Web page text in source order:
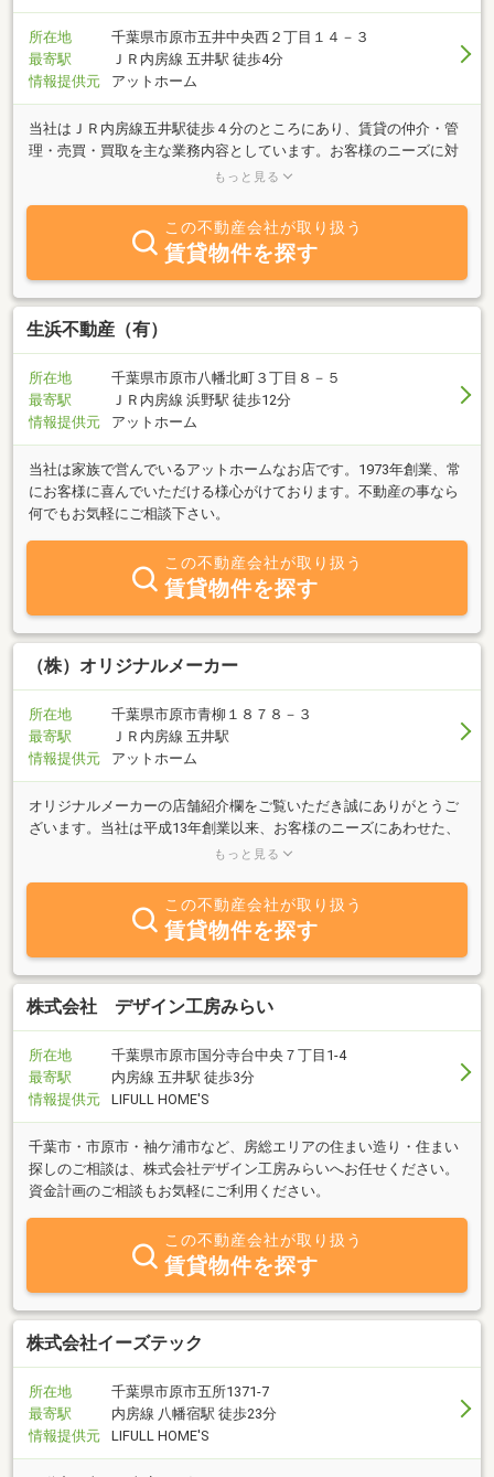
ものを提案していく事が、お客様本位と考えております。また、不
動産は高額なお買物になりますので、1件の不動産業者で決めるも
のではなく、他社様も含め比較検討が必要だと思います。弊社はそ
お気軽にご利用いただければ幸いです。
所在地
千葉県市原市五井中央西２丁目１４－３
最寄駅
ＪＲ内房線 五井駅 徒歩4分
情報提供元
アットホーム
当社はＪＲ内房線五井駅徒歩４分のところにあり、賃貸の仲介・管
理・売買・買取を主な業務内容としています。お客様のニーズに対
応すべく、豊富な物件でお待ちしています。不動産に関する相談も
もっと見る
この不動産会社が取り扱う
賃貸物件を探す
生浜不動産（有）
所在地
千葉県市原市八幡北町３丁目８－５
最寄駅
ＪＲ内房線 浜野駅 徒歩12分
情報提供元
アットホーム
当社は家族で営んでいるアットホームなお店です。1973年創業、常
にお客様に喜んでいただける様心がけております。不動産の事なら
何でもお気軽にご相談下さい。
この不動産会社が取り扱う
賃貸物件を探す
（株）オリジナルメーカー
所在地
千葉県市原市青柳１８７８－３
最寄駅
ＪＲ内房線 五井駅
情報提供元
アットホーム
オリジナルメーカーの店舗紹介欄をご覧いただき誠にありがとうご
ざいます。当社は平成13年創業以来、お客様のニーズにあわせた、
ここにしかないオンリーワンの創造をモットーとして、お客様の夢
は自動車の販売、買取、車検、板金業も運営しており、市原市との
パートナーシップによりオリジナルメーカー海づり公園のネーミン
グライツを取得し、地域貢献応援企業として、地元、市原市のまち
づくりに率先して行動しております。当社は市原市内を中心にJR内
房線沿線地域に至るまで積極的に物件の高価買取査定に力を入れて
おります。おうちを売りたい、おうちを買いたい、アパートを借り
ご来店、心よりお待ちしております！！
もっと見る
この不動産会社が取り扱う
賃貸物件を探す
株式会社 デザイン工房みらい
所在地
千葉県市原市国分寺台中央７丁目1-4
最寄駅
内房線 五井駅 徒歩3分
情報提供元
LIFULL HOME'S
千葉市・市原市・袖ケ浦市など、房総エリアの住まい造り・住まい
探しのご相談は、株式会社デザイン工房みらいへお任せください。
資金計画のご相談もお気軽にご利用ください。
この不動産会社が取り扱う
賃貸物件を探す
株式会社イーズテック
所在地
千葉県市原市五所1371-7
最寄駅
内房線 八幡宿駅 徒歩23分
情報提供元
LIFULL HOME'S